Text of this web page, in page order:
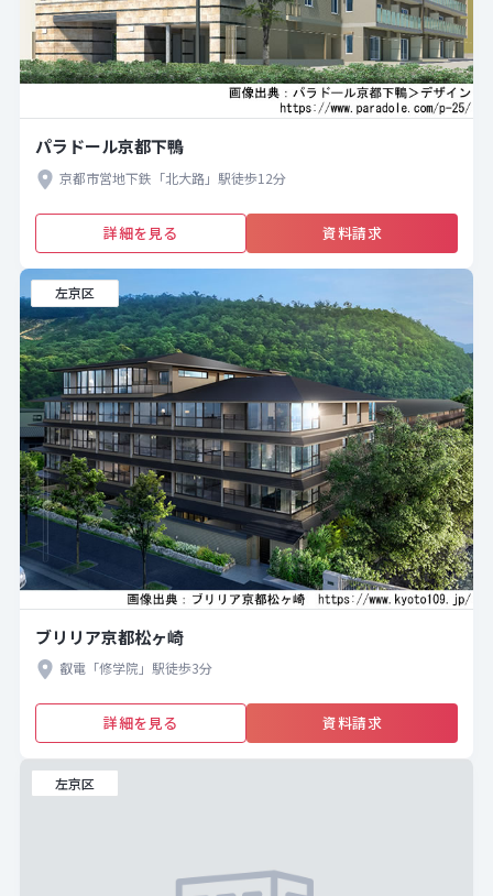
パラドール京都下鴨
京都市営地下鉄「北大路」駅徒歩12分
詳細を見る 資料請求
左京区
ブリリア京都松ヶ崎
叡電「修学院」駅徒歩3分
詳細を見る 資料請求
左京区